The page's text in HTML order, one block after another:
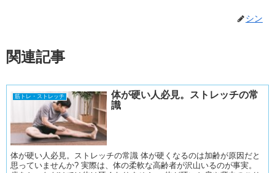
シン
関連記事
筋トレ・ストレッチ
体が硬い人必見。ストレッチの常
識
体が硬い人必見。ストレッチの常識 体が硬くなるのは加齢が原因だと
思っていませんか? 実際は、体の柔軟な高齢者が沢山いるのが事実。